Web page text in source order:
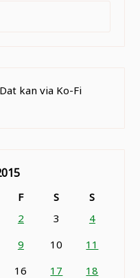
kan via Ko-Fi
F S
S
2 3
4
9 10
11
16 17
18